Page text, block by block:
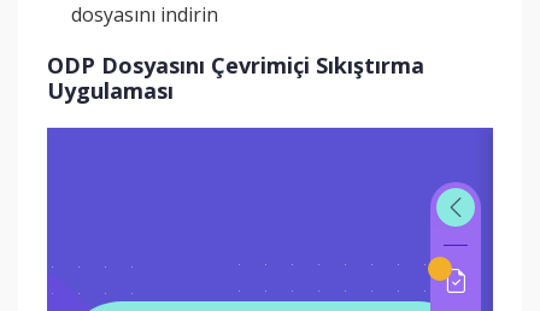
dosyasını indirin
ODP Dosyasını Çevrimiçi Sıkıştırma
Uygulaması